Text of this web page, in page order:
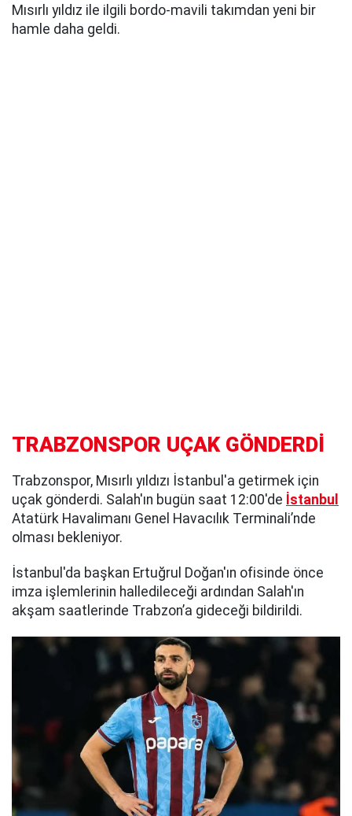
Mısırlı yıldız ile ilgili bordo-mavili takımdan yeni bir
hamle daha geldi.
TRABZONSPOR UÇAK GÖNDERDİ
Trabzonspor, Mısırlı yıldızı İstanbul'a getirmek için
uçak gönderdi. Salah'ın bugün saat 12:00'de İstanbul
Atatürk Havalimanı Genel Havacılık Terminali’nde
olması bekleniyor.
İstanbul'da başkan Ertuğrul Doğan'ın ofisinde önce
imza işlemlerinin halledileceği ardından Salah'ın
akşam saatlerinde Trabzon’a gideceği bildirildi.